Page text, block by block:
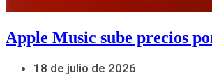
Apple Music sube precios
18 de julio de 2026